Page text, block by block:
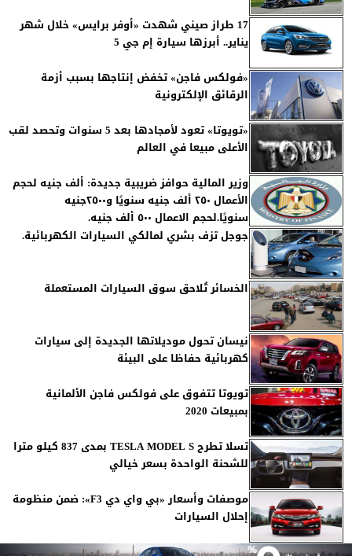
17 طراز صيني شهدت «أوفر برايس» خلال شهر
يناير.. أبرزها سيارة إم جي 5
«فولكس فاجن» تخفض إنتاجها بسبب أزمة
الرقائق الإلكترونية
«تويوتا» تعود لأمجادها بعد 5 سنوات وتحصد لقب
الأعلى مبيعا في العالم
وزير المالية حوافز ضريبية جديدة: ألف جنيه لحجم
الأعمال ٢٥٠ ألف جنيه سنويًا و٢٥٠٠جنيه
سنويًا.لحجم الاعمال ٥٠٠ ألف جنيه.
جوجل تزف بشري لمالكي السيارات الكهربائية.
الخسائر تُلاحق سوق السيارات المستعملة
نيسان تحول موديلاتها الجديدة إلى سيارات
كهربائية حفاظا على البيئة
تويوتا تتفوق على فولكس فاجن الألمانية
بمبيعات 2020
تسلا تطرح TESLA MODEL S بمدى 837 كيلو مترا
للشحنة الواحدة بسعر خيالي
موصفات وأسعار «بي واي دي‬ F3»: ضمن منظومة
إحلال السيارات